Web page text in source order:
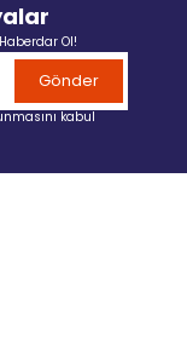
Ol!
Gönder
kabul